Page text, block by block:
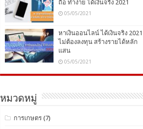
ถือ ทำง่าย ได้เงินจริง 2021
05/05/2021
หาเงินออนไลน์ ได้เงินจริง 2021
ไม่ต้องลงทุน สร้างรายได้หลัก
แสน
05/05/2021
หมวดหมู่
การเกษตร (7)